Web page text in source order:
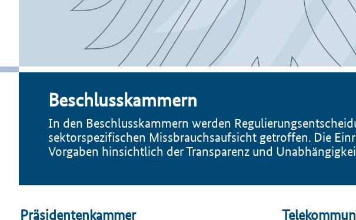
Beschlusskammern
In den Beschlusskammern werden
sektorspezifischen Missbrauchsaufsicht getroffen. Die
Vorgaben hinsichtlich der Transparenz und
Präsidentenkammer